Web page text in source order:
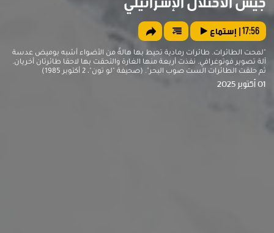
17:56| إستماع
"لمحت الطائرات. طائرات رمادية تحيط بها هالةٌ من الأضواء أشبه بوميض عدسة
آلة تصوير فوتوغرافي. نفذت أربعة منها الغارة والتحقت بها لاحقا طائرتان أخريان.
ثم حلقت الطائرات الست صوب البحر". (صحيفة "لو تون"، 2 أكتوبر 1985)
01 أكتوبر 2025